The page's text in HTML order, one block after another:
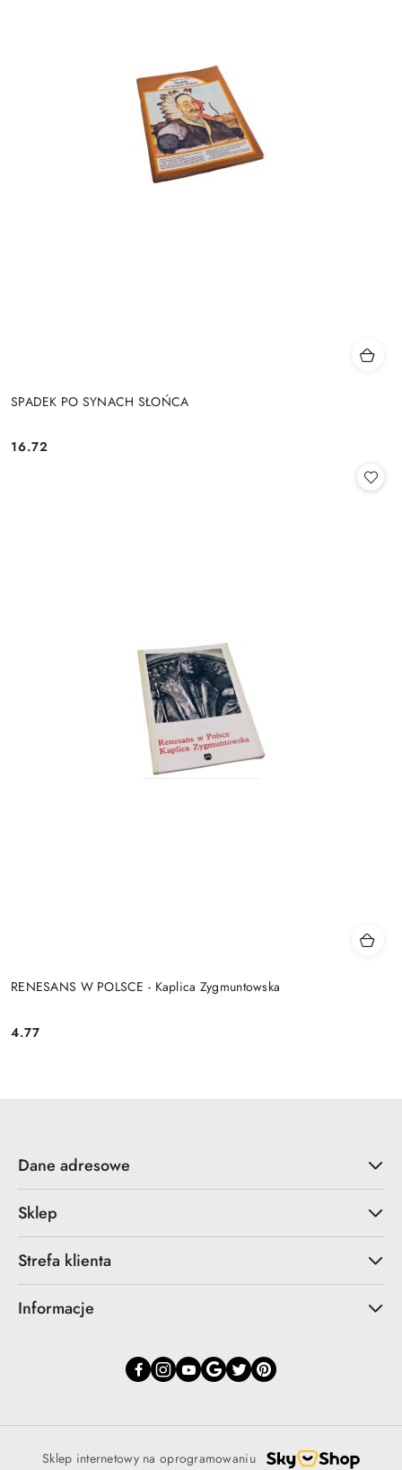
SPADEK PO SYNACH SŁOŃCA
Cena:
16.72
RENESANS W POLSCE - Kaplica Zygmuntowska
Cena:
4.77
Dane adresowe
Sklep
Strefa klienta
Informacje
Sklep internetowy na oprogramowaniu